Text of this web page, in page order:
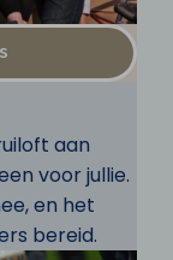
aan
voor jullie.
en het
bereid.